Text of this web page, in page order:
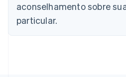
aconselhamento sobre
particular.
China continental
简体中文English